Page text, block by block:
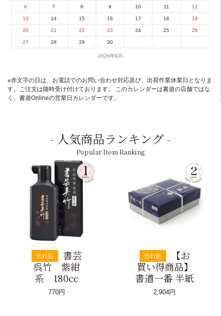
2026年9月
6 7 8 9 10 11 12
13 14 15 16 17 18 19
20 21 22 23 24 25 26
27 28 29 30
※赤文字の日は、お電話でのお問い合わせ対応及び、出荷作業休業日となりま
す。ご注文は随時受け付けております。 このカレンダーは書遊の店舗ではな
く、書遊Onlineの営業日カレンダーです。
人気商品ランキング
Popular Item Ranking
売れ筋
書芸
呉竹 紫紺
系 180cc
770円
売れ筋
【お
買い得商品】
書道一番 半紙
2,904円